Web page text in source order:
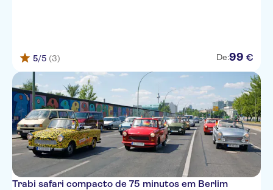
5/5 (3) De:99 €
Trabi safari compacto de 75 minutos em Berlim